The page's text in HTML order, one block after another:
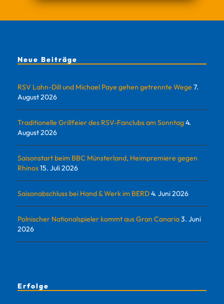
Neue Beiträge
RSV Lahn-Dill und Michael Paye gehen getrennte Wege 7.
August 2026
Traditionelle Grillfeier des RSV-Fanclubs am Sonntag4.
August 2026
Saisonstart beim BBC Münsterland, Heimpremiere gegen
Rhinos15. Juli 2026
Saisonabschluss bei Hand & Werk im BERD4. Juni 2026
Polnischer Nationalspieler kommt aus Gran Canaria3. Juni
2026
Erfolge